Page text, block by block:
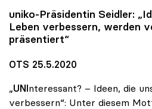
uniko-Präsidentin Seidler:
Leben verbessern, werden
präsentiert“
OTS 25.5.2020
„UNInteressant? – Ideen, die
verbessern“: Unter diesem